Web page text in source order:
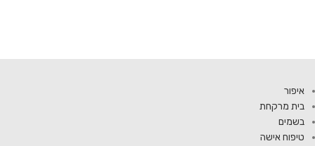
איפור
בית מרקחת
בשמים
טיפוח אישה